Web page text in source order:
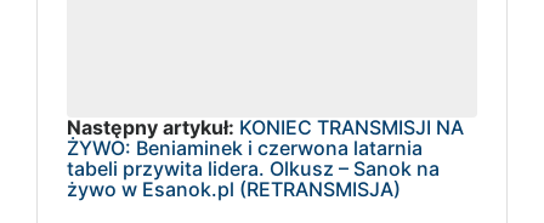
Następny artykuł: KONIEC TRANSMISJI NA
ŻYWO: Beniaminek i czerwona latarnia
tabeli przywita lidera. Olkusz – Sanok na
żywo w Esanok.pl (RETRANSMISJA)